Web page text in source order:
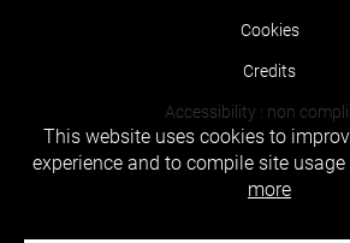
Cookies
Credits
Accessibility : non
This website uses cookies to
experience and to compile site
more